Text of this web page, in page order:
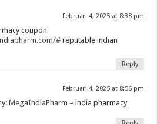
Februari 4, 2025 at 8:38 pm
coupon
#reputable indian
Reply
Februari 4, 2025 at 8:56 pm
MegaIndiaPharm – india pharmacy